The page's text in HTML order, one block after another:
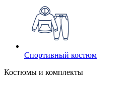
Спортивный костюм
Костюмы и комплекты